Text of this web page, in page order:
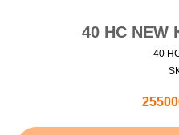
40 HC NEW
40